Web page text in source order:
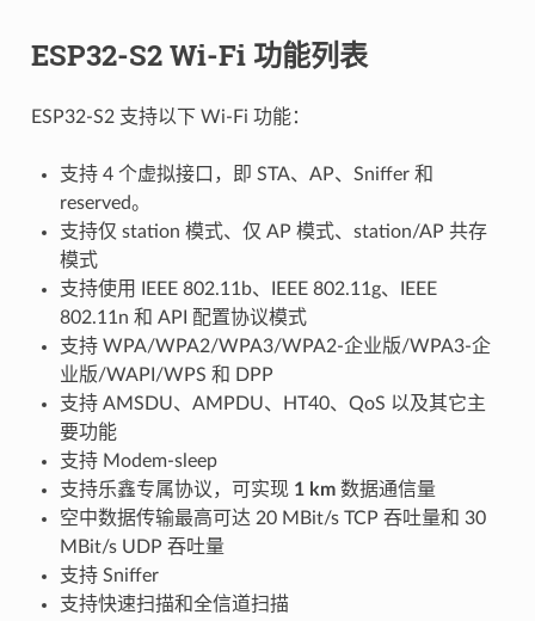
ESP32-S2 Wi-Fi 功能列表
ESP32-S2 支持以下 Wi-Fi 功能：
支持 4 个虚拟接口，即 STA、AP、Sniffer 和
reserved。
支持仅 station 模式、仅 AP 模式、station/AP 共存
模式
支持使用 IEEE 802.11b、IEEE 802.11g、IEEE
802.11n 和 API 配置协议模式
支持 WPA/WPA2/WPA3/WPA2-企业版/WPA3-企
业版/WAPI/WPS 和 DPP
支持 AMSDU、AMPDU、HT40、QoS 以及其它主
要功能
支持 Modem-sleep
支持乐鑫专属协议，可实现 1 km数据通信量
空中数据传输最高可达 20 MBit/s TCP 吞吐量和 30
MBit/s UDP 吞吐量
支持 Sniffer
支持快速扫描和全信道扫描